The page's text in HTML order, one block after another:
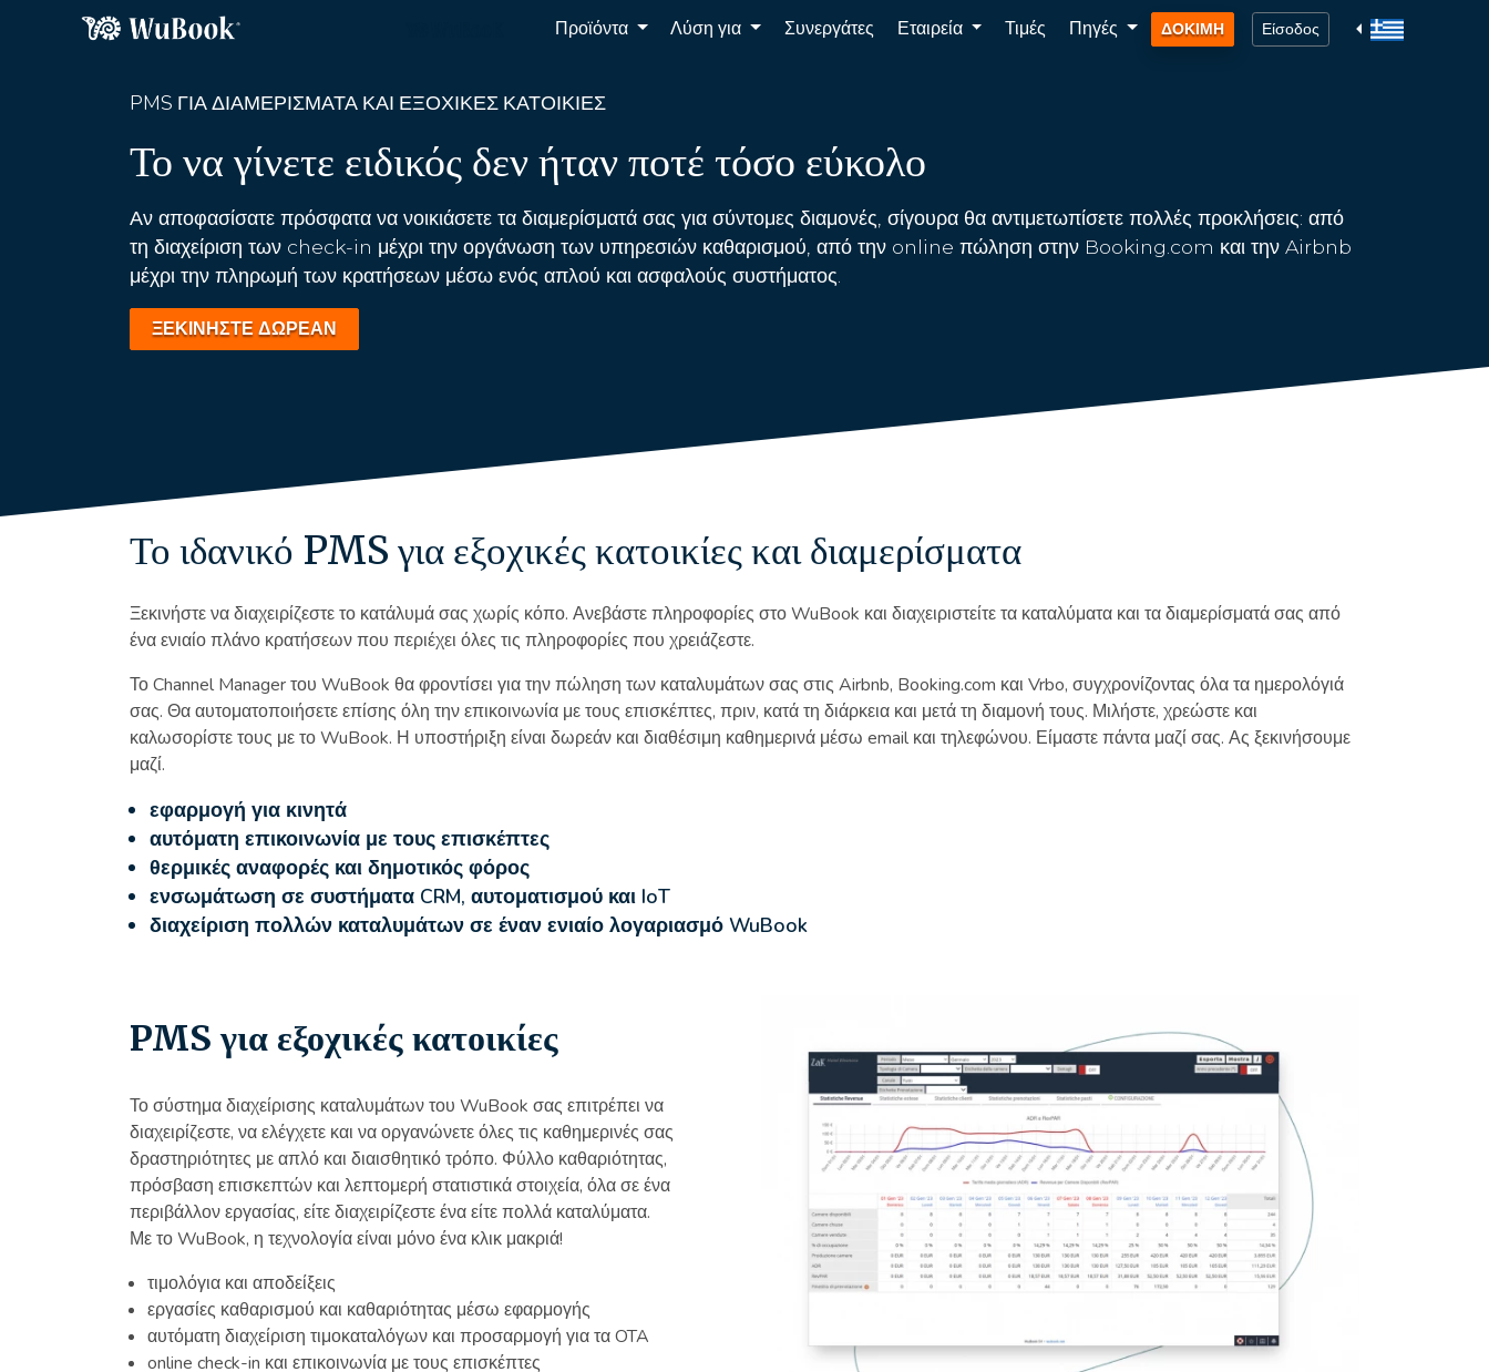
Προϊόντα Λύση για Συνεργάτες Εταιρεία Τιμές Πηγές ΔΟΚΙΜΗ Είσοδος
PMS ΓΙΑ ΔΙΑΜΕΡΊΣΜΑΤΑ ΚΑΙ ΕΞΟΧΙΚΈΣ ΚΑΤΟΙΚΊΕΣ
Το να γίνετε ειδικός δεν ήταν ποτέ τόσο εύκολο
Αν αποφασίσατε πρόσφατα να νοικιάσετε τα διαμερίσματά σας για σύντομες διαμονές, σίγουρα θα αντιμετωπίσετε πολλές προκλήσεις: από
τη διαχείριση των check-in μέχρι την οργάνωση των υπηρεσιών καθαρισμού, από την online πώληση στην Booking.com και την Airbnb
μέχρι την πληρωμή των κρατήσεων μέσω ενός απλού και ασφαλούς συστήματος.
ΞΕΚΙΝΗΣΤΕ ΔΩΡΕΑΝ
Το ιδανικό PMS για εξοχικές κατοικίες και διαμερίσματα
Ξεκινήστε να διαχειρίζεστε το κατάλυμά σας χωρίς κόπο. Ανεβάστε πληροφορίες στο WuBook και διαχειριστείτε τα καταλύματα και τα διαμερίσματά σας από
ένα ενιαίο πλάνο κρατήσεων που περιέχει όλες τις πληροφορίες που χρειάζεστε.
Το Channel Manager του WuBook θα φροντίσει για την πώληση των καταλυμάτων σας στις Airbnb, Booking.com και Vrbo, συγχρονίζοντας όλα τα ημερολόγιά
σας. Θα αυτοματοποιήσετε επίσης όλη την επικοινωνία με τους επισκέπτες, πριν, κατά τη διάρκεια και μετά τη διαμονή τους. Μιλήστε, χρεώστε και
καλωσορίστε τους με το WuBook. Η υποστήριξη είναι δωρεάν και διαθέσιμη καθημερινά μέσω email και τηλεφώνου. Είμαστε πάντα μαζί σας. Ας ξεκινήσουμε
μαζί.
εφαρμογή για κινητά
αυτόματη επικοινωνία με τους επισκέπτες
θερμικές αναφορές και δημοτικός φόρος
ενσωμάτωση σε συστήματα CRM, αυτοματισμού και IoT
διαχείριση πολλών καταλυμάτων σε έναν ενιαίο λογαριασμό WuBook
PMS για εξοχικές κατοικίες
Το σύστημα διαχείρισης καταλυμάτων του WuBook σας επιτρέπει να
διαχειρίζεστε, να ελέγχετε και να οργανώνετε όλες τις καθημερινές σας
δραστηριότητες με απλό και διαισθητικό τρόπο. Φύλλο καθαριότητας,
πρόσβαση επισκεπτών και λεπτομερή στατιστικά στοιχεία, όλα σε ένα
περιβάλλον εργασίας, είτε διαχειρίζεστε ένα είτε πολλά καταλύματα.
Με το WuBook, η τεχνολογία είναι μόνο ένα κλικ μακριά!
τιμολόγια και αποδείξεις
εργασίες καθαρισμού και καθαριότητας μέσω εφαρμογής
αυτόματη διαχείριση τιμοκαταλόγων και προσαρμογή για τα OTA
online check-in και επικοινωνία με τους επισκέπτες